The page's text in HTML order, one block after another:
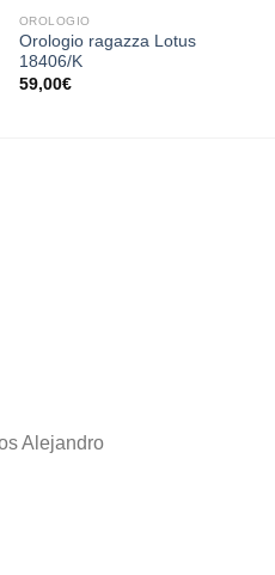
OROLOGIO
Orologio ragazza Lotus
18406/K
59,00€
Alejandro